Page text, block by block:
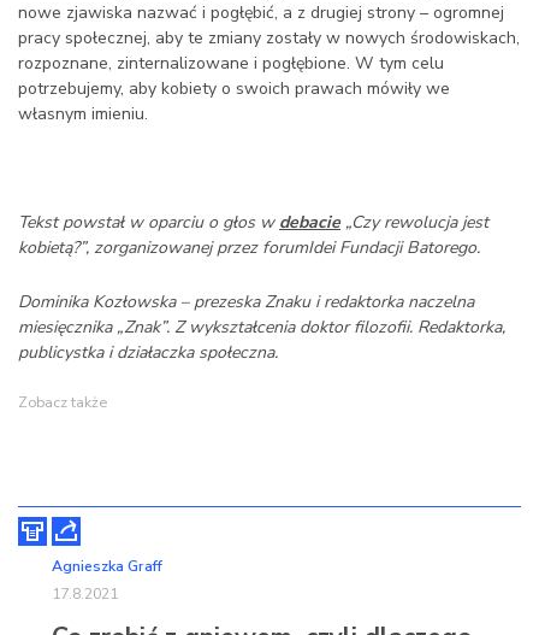
nowe zjawiska nazwać i pogłębić, a z drugiej strony – ogromnej
pracy społecznej, aby te zmiany zostały w nowych środowiskach,
rozpoznane, zinternalizowane i pogłębione. W tym celu
potrzebujemy, aby kobiety o swoich prawach mówiły we
własnym imieniu.
Tekst powstał w oparciu o głos w debacie„Czy rewolucja jest
kobietą?”, zorganizowanej przez forumIdei Fundacji Batorego.
Dominika Kozłowska – prezeska Znaku i redaktorka naczelna
miesięcznika „Znak”. Z wykształcenia doktor filozofii. Redaktorka,
publicystka i działaczka społeczna.
Zobacz także
Agnieszka Graff
17.8.2021